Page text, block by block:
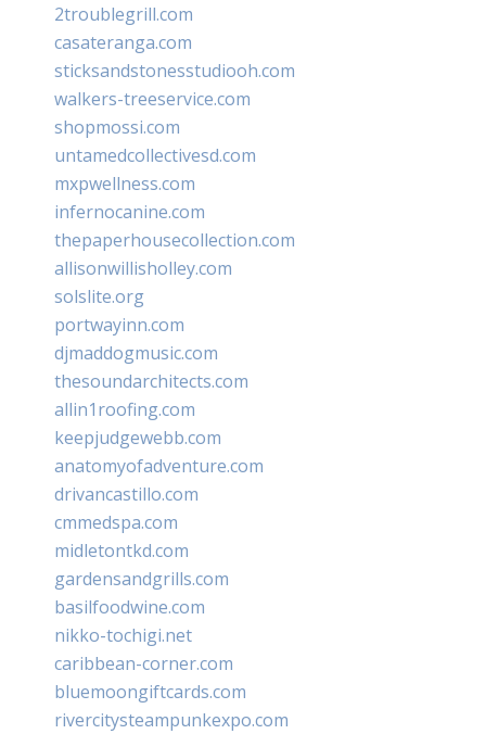
2troublegrill.com
casateranga.com
sticksandstonesstudiooh.com
walkers-treeservice.com
shopmossi.com
untamedcollectivesd.com
mxpwellness.com
infernocanine.com
thepaperhousecollection.com
allisonwillisholley.com
solslite.org
portwayinn.com
djmaddogmusic.com
thesoundarchitects.com
allin1roofing.com
keepjudgewebb.com
anatomyofadventure.com
drivancastillo.com
cmmedspa.com
midletontkd.com
gardensandgrills.com
basilfoodwine.com
nikko-tochigi.net
caribbean-corner.com
bluemoongiftcards.com
rivercitysteampunkexpo.com